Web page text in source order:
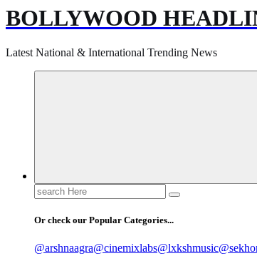
BOLLYWOOD
Latest National & International Trending News
Search
for:
Or check our Popular Categories...
@arshnaagra@cinemixlabs@lxkshmusic